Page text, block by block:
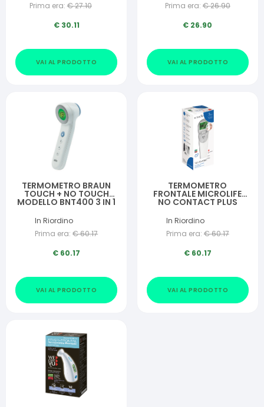
Prima era: €27.10
€ 30.11
VAI AL PRODOTTO
Prima era: €26.90
€ 26.90
VAI AL PRODOTTO
TERMOMETRO BRAUN
TOUCH + NO TOUCH
MODELLO BNT400 3 IN 1
TEMPERATURA A
DISTANZA DELLA
FRONTE CIBO E BAGNO
In Riordino
Prima era: €60.17
€ 60.17
VAI AL PRODOTTO
TERMOMETRO
FRONTALE MICROLIFE
NO CONTACT PLUS
In Riordino
Prima era: €60.17
€ 60.17
VAI AL PRODOTTO